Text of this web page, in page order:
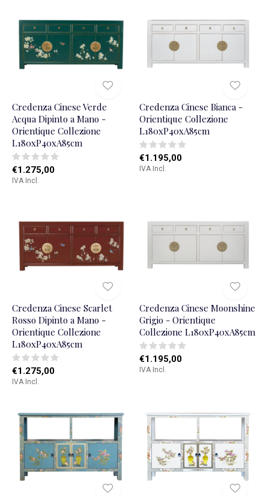
Credenza Cinese Verde
Acqua Dipinto a Mano -
Orientique Collezione
L180xP40xA85cm
€1.275,00
IVA Incl.
Credenza Cinese Bianca -
Orientique Collezione
L180xP40xA85cm
€1.195,00
IVA Incl.
Credenza Cinese Scarlet
Rosso Dipinto a Mano -
Orientique Collezione
L180xP40xA85cm
€1.275,00
IVA Incl.
Credenza Cinese Moonshine
Grigio - Orientique
Collezione L180xP40xA85cm
€1.195,00
IVA Incl.